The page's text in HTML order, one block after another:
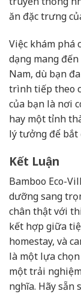
ăn đặc trưng
Việc khám phá
dạng mang
Nam, dù bạn
trình tiếp theo
của bạn là nơi
hay một tỉnh
lý tưởng để
Kết Luận
Bamboo Eco-
dưỡng sang
chân thật với
kết hợp giữa
homestay, và
là một lựa
một trải
nghĩa. Hãy sẵn